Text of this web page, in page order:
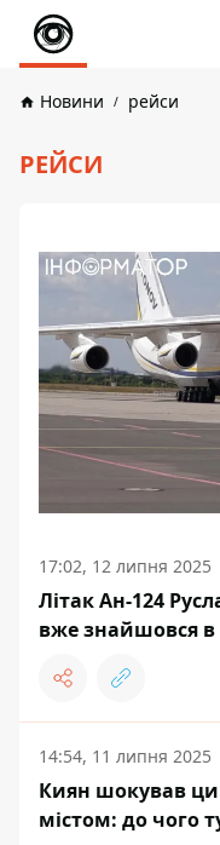
Новини рейси
РЕЙСИ
17:02, 12 липня 2025
Літак Ан-124
вже знайшовся в
14:54, 11 липня 2025
Киян шокував
містом: до чого